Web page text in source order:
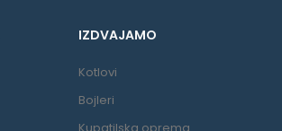
IZDVAJAMO
Kotlovi
Bojleri